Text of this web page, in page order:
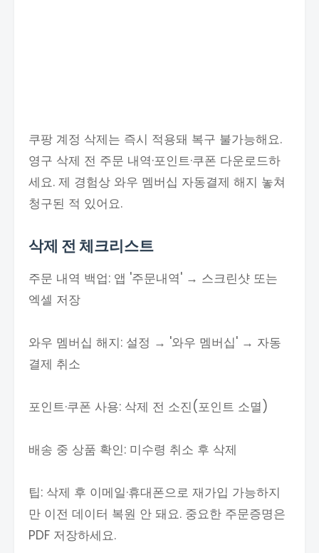
쿠팡 계정 삭제는 즉시 적용돼 복구 불가능해요.
영구 삭제 전 주문 내역·포인트·쿠폰 다운로드하
세요. 제 경험상 와우 멤버십 자동결제 해지 놓쳐
청구된 적 있어요.
삭제 전 체크리스트
주문 내역 백업: 앱 '주문내역' → 스크린샷 또는
엑셀 저장
와우 멤버십 해지: 설정 → '와우 멤버십' → 자동
결제 취소
포인트·쿠폰 사용: 삭제 전 소진(포인트 소멸)
배송 중 상품 확인: 미수령 취소 후 삭제
팁: 삭제 후 이메일·휴대폰으로 재가입 가능하지
만 이전 데이터 복원 안 돼요. 중요한 주문증명은
PDF 저장하세요.